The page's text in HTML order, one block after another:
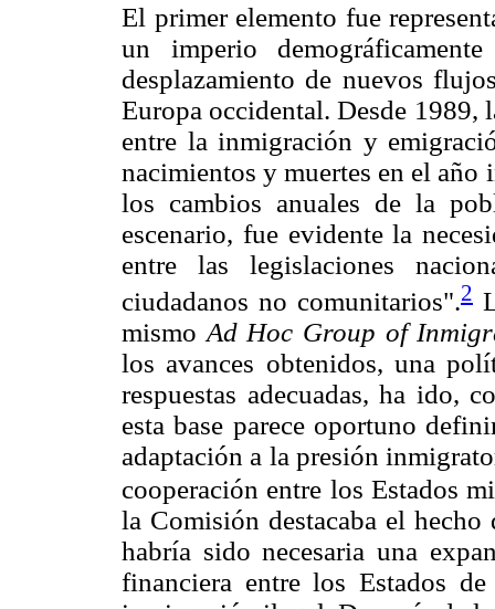
El primer elemento fue
un imperio
desplazamiento de nuevos
Europa occidental. Desde 1989,
entre la inmigración y
nacimientos y muertes en el
los cambios anuales de la
escenario, fue evidente la
entre las legislaciones
ciudadanos no comunitarios".2
mismo Ad Hoc Group of
los avances obtenidos, una
respuestas adecuadas, ha ido,
esta base parece oportuno
adaptación a la presión
cooperación entre los Estados
la Comisión destacaba el
habría sido necesaria una
financiera entre los Estados